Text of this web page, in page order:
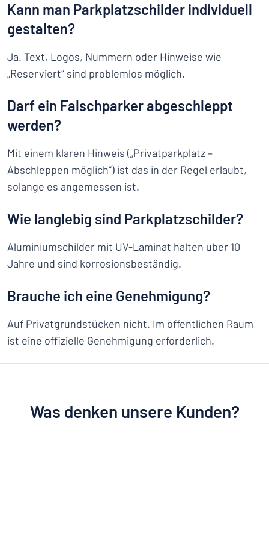
Kann man Parkplatzschilder individuell
gestalten?
Ja. Text, Logos, Nummern oder Hinweise wie
„Reserviert“ sind problemlos möglich.
Darf ein Falschparker abgeschleppt
werden?
Mit einem klaren Hinweis („Privatparkplatz –
Abschleppen möglich“) ist das in der Regel erlaubt,
solange es angemessen ist.
Wie langlebig sind Parkplatzschilder?
Aluminiumschilder mit UV-Laminat halten über 10
Jahre und sind korrosionsbeständig.
Brauche ich eine Genehmigung?
Auf Privatgrundstücken nicht. Im öffentlichen Raum
ist eine offizielle Genehmigung erforderlich.
Was denken unsere Kunden?